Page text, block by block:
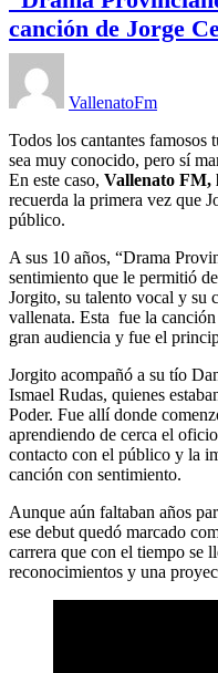
canción de Jorge
VallenatoFm
Todos los cantantes
sea muy conocido, pero sí
En este caso, Vallenato FM,
recuerda la primera vez que
público.
A sus 10 años, “Drama
sentimiento que le permitió
Jorgito, su talento vocal y su
vallenata. Esta fue la
gran audiencia y fue el
Jorgito acompañó a su tío
Ismael Rudas, quienes
Poder. Fue allí donde
aprendiendo de cerca el
contacto con el público y la
canción con sentimiento.
Aunque aún faltaban años
ese debut quedó marcado
carrera que con el tiempo se
reconocimientos y una